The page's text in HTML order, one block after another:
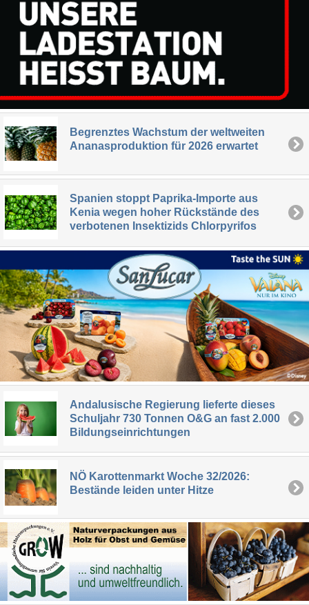
Begrenztes Wachstum der weltweiten
Ananasproduktion für 2026 erwartet
Spanien stoppt Paprika-Importe aus
Kenia wegen hoher Rückstände des
verbotenen Insektizids Chlorpyrifos
Andalusische Regierung lieferte dieses
Schuljahr 730 Tonnen O&G an fast 2.000
Bildungseinrichtungen
NÖ Karottenmarkt Woche 32/2026:
Bestände leiden unter Hitze